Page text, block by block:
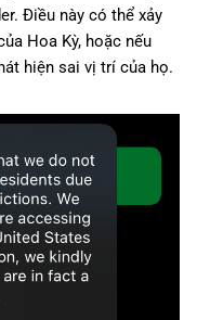
Điều này có thể xảy
Hoa Kỳ, hoặc nếu
hiện sai vị trí của họ.